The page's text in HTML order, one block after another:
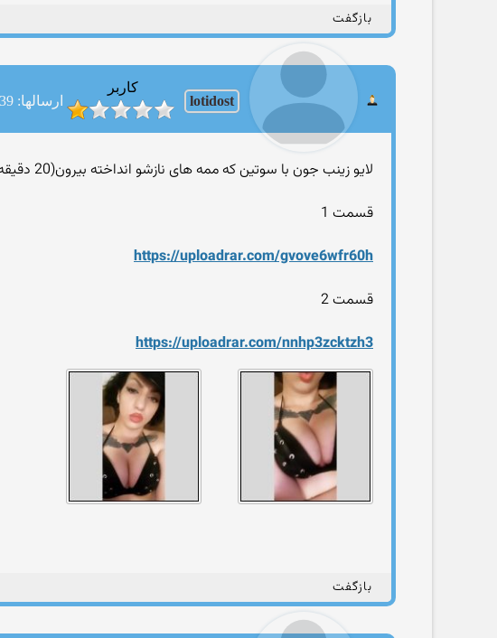
بازگفت
lotidost
کاربر
ارسالها: 939
لایو زینب جون با سوتین که ممه های نازشو انداخته بیرون(20 دقیقه)
قسمت 1
https://uploadrar.com/gvove6wfr60h
قسمت 2
https://uploadrar.com/nnhp3zcktzh3
بازگفت